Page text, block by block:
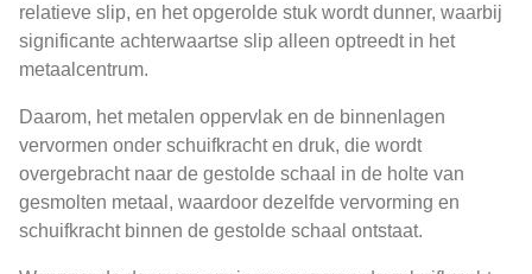
relatieve slip, en het opgerolde stuk wordt dunner, waarbij
significante achterwaartse slip alleen optreedt in het
metaalcentrum.
Daarom, het metalen oppervlak en de binnenlagen
vervormen onder schuifkracht en druk, die wordt
overgebracht naar de gestolde schaal in de holte van
gesmolten metaal, waardoor dezelfde vervorming en
schuifkracht binnen de gestolde schaal ontstaat.